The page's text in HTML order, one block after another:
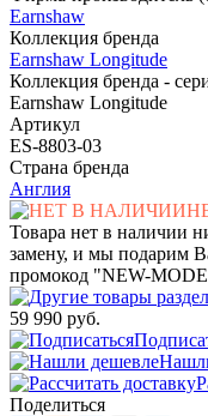
Earnshaw
Коллекция бренда
Earnshaw Longitude
Коллекция бренда -
Earnshaw Longitude
Артикул
ES-8803-03
Страна бренда
Англия
Товара нет в наличии
замену, и мы подарим
промокод "NEW-
59 990 руб.
Поделиться